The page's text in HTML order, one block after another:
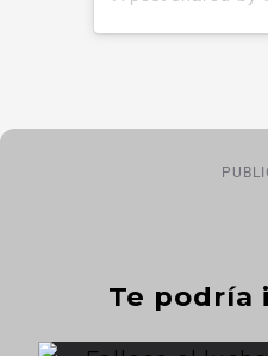
Te podría